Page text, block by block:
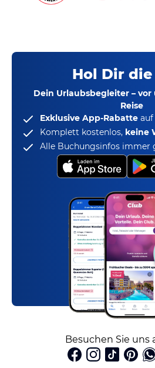
Hol Dir
Dein Urlaubsbegleiter –
Reise
Exklusive App-Rabatte
Komplett kostenlos, keine
Alle Buchungsinfos immer
Besuchen Sie uns